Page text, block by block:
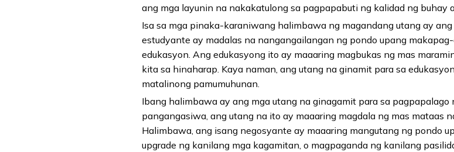
ang mga layunin na nakakatulong sa pagpapabuti ng kalidad ng buhay
Isa sa mga pinaka-karaniwang halimbawa ng magandang utang ay
estudyante ay madalas na nangangailangan ng pondo upang
edukasyon. Ang edukasyong ito ay maaaring magbukas ng mas
kita sa hinaharap. Kaya naman, ang utang na ginamit para sa
matalinong pamumuhunan.
Ibang halimbawa ay ang mga utang na ginagamit para sa pagpapalago
pangangasiwa, ang utang na ito ay maaaring magdala ng mas mataas
Halimbawa, ang isang negosyante ay maaaring mangutang ng pondo
upgrade ng kanilang mga kagamitan, o magpaganda ng kanilang